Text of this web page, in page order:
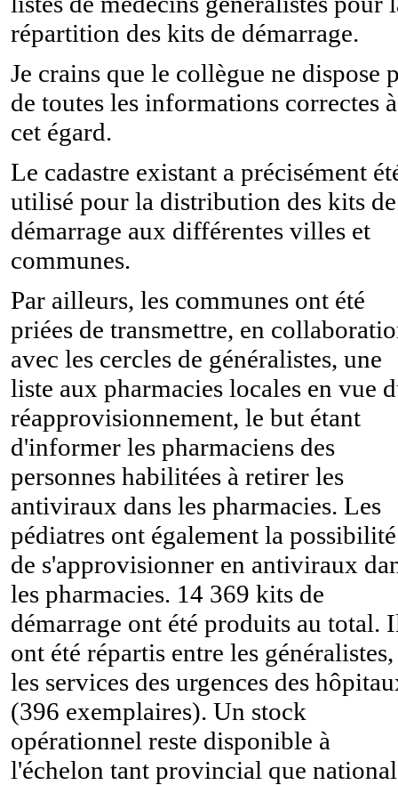
répartition des kits de démarrage.
Je crains que le collègue ne dispose
de toutes les informations correctes à
cet égard.
Le cadastre existant a précisément
utilisé pour la distribution des kits de
démarrage aux différentes villes et
communes.
Par ailleurs, les communes ont été
priées de transmettre, en
avec les cercles de généralistes, une
liste aux pharmacies locales en vue
réapprovisionnement, le but étant
d'informer les pharmaciens des
personnes habilitées à retirer les
antiviraux dans les pharmacies. Les
pédiatres ont également la possibilité
de s'approvisionner en antiviraux
les pharmacies. 14 369 kits de
démarrage ont été produits au total.
ont été répartis entre les généralistes,
les services des urgences des
(396 exemplaires). Un stock
opérationnel reste disponible à
l'échelon tant provincial que